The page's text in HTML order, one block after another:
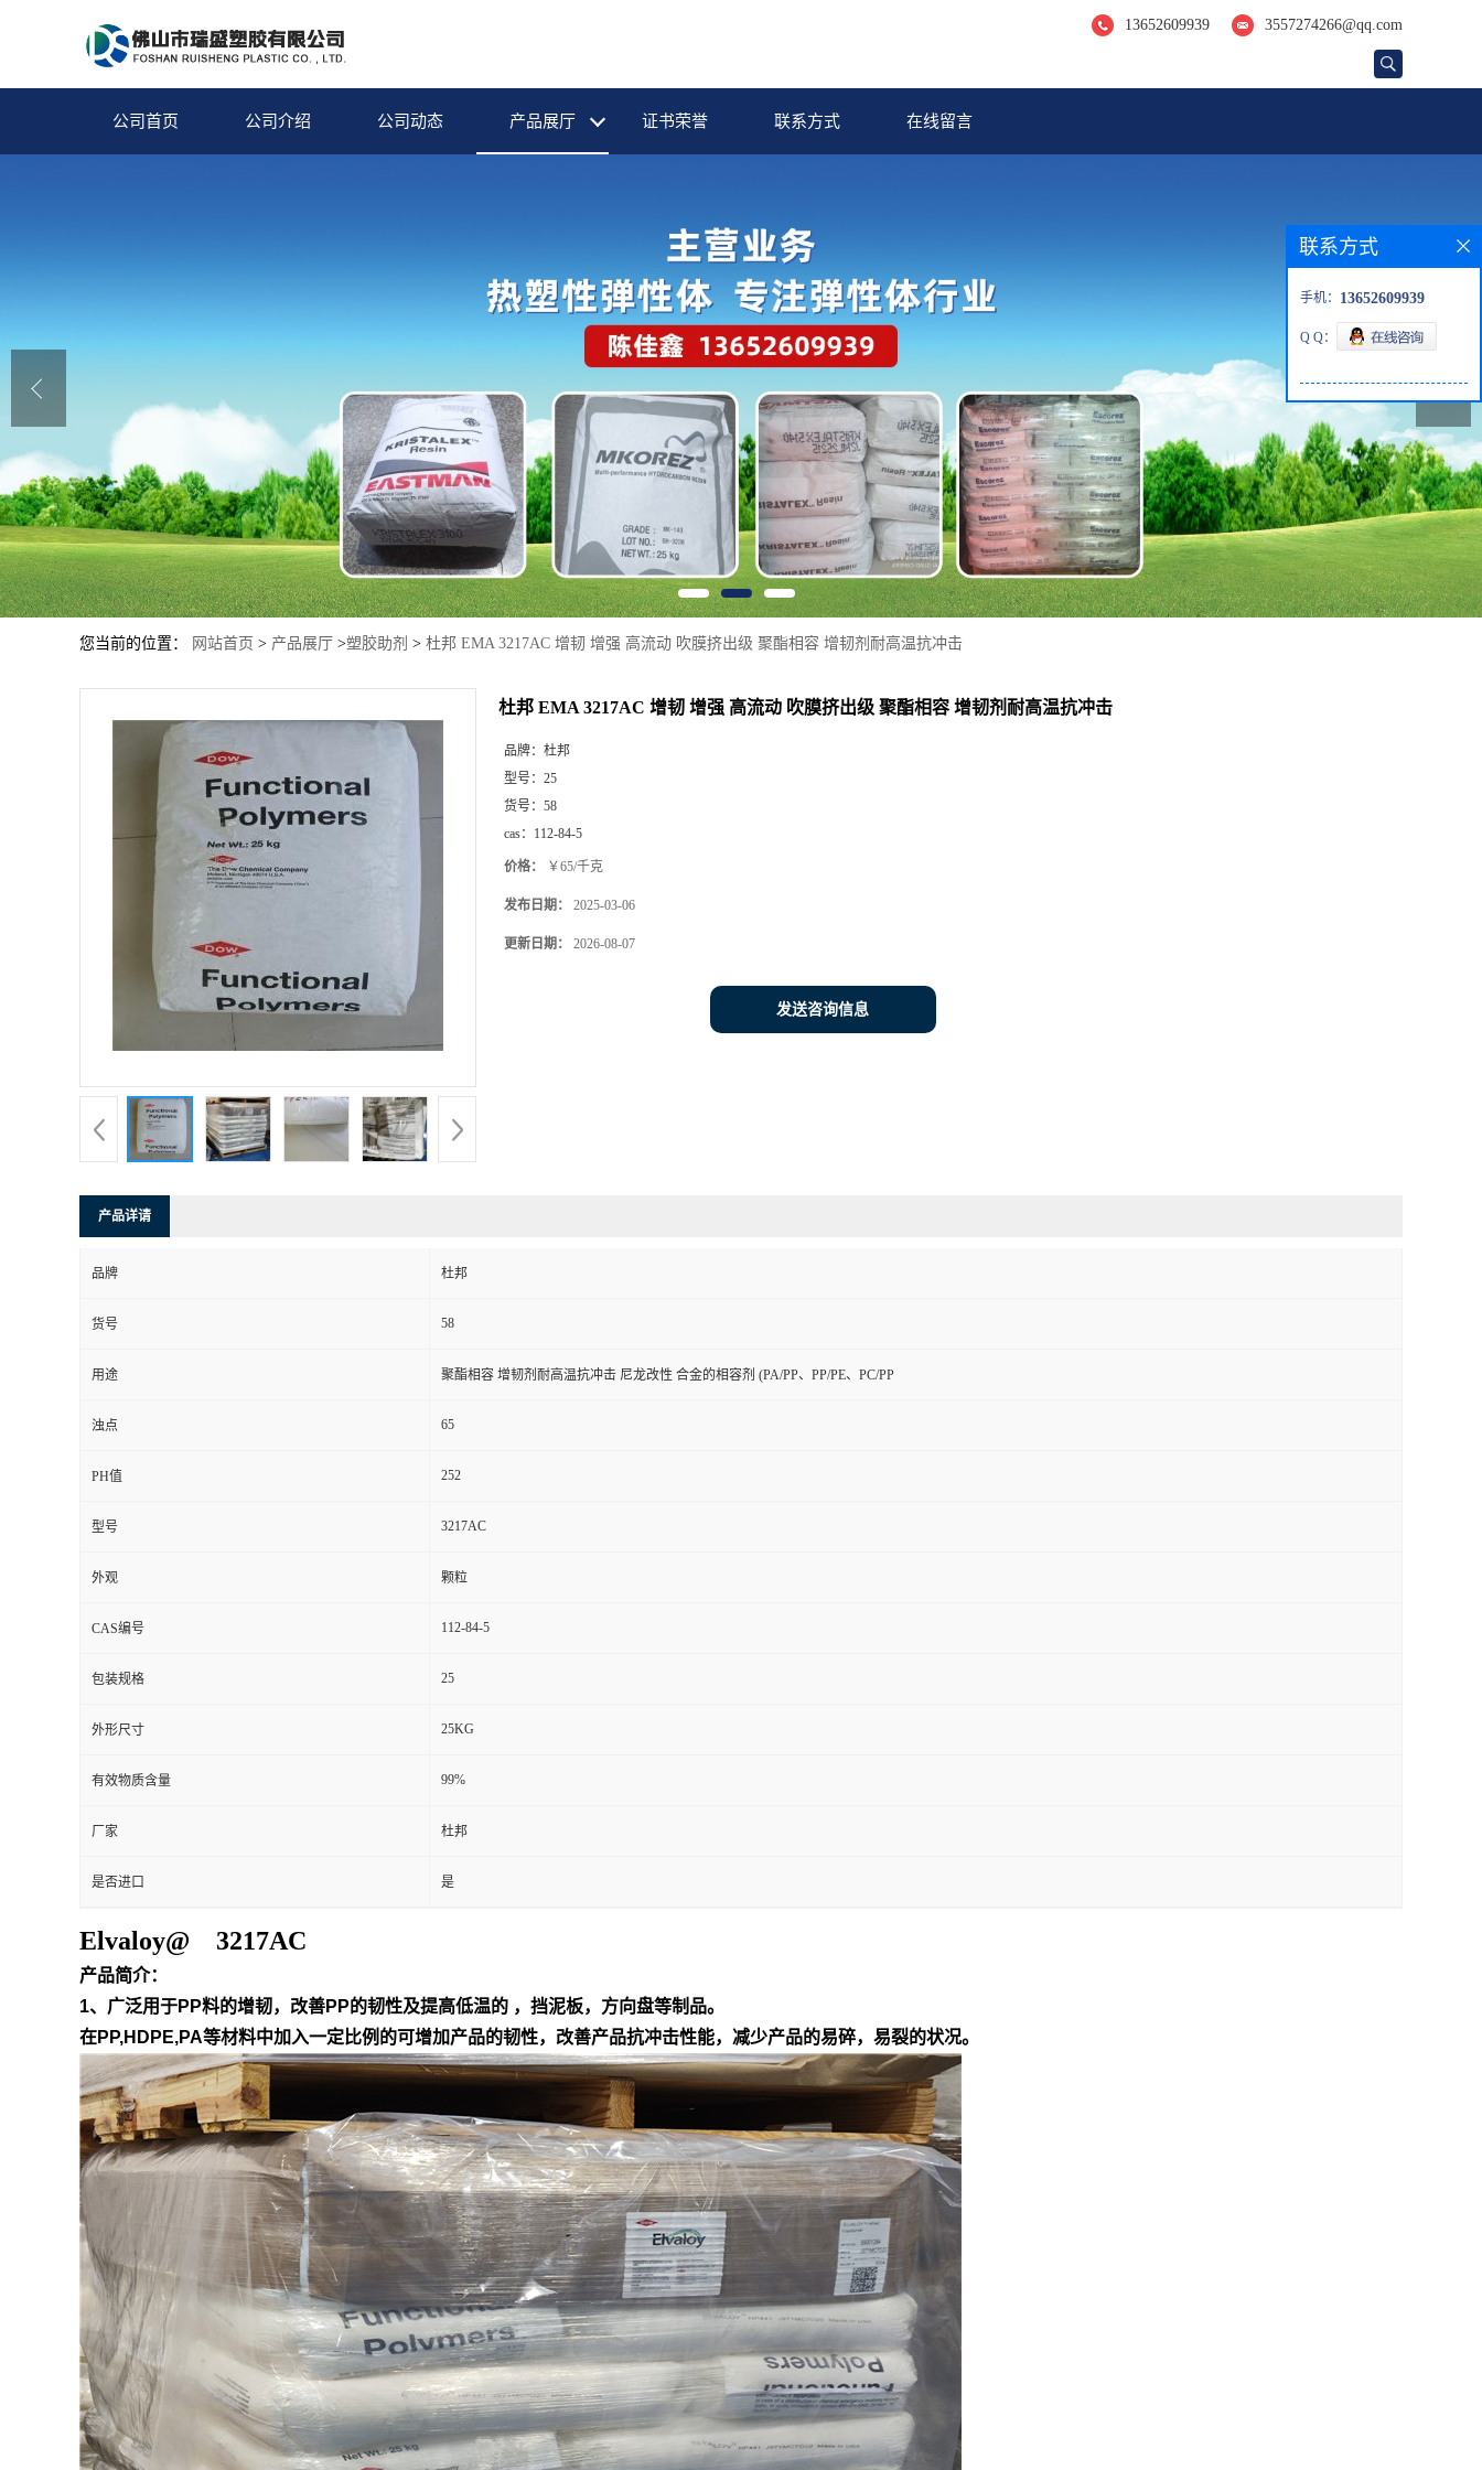
13652609939 3557274266@qq.com
公司首页 公司介绍 公司动态 产品展厅 证书荣誉 联系方式 在线留言
您当前的位置： 网站首页 > 产品展厅 >塑胶助剂 > 杜邦 EMA 3217AC 增韧 增强 高流动 吹膜挤出级 聚酯相容 增韧剂耐高温抗冲击
杜邦 EMA 3217AC 增韧 增强 高流动 吹膜挤出级 聚酯相容 增韧剂耐高温抗冲击
品牌： 杜邦
型号： 25
货号： 58
cas： 112-84-5
价格： ￥65/千克
发布日期： 2025-03-06
更新日期： 2026-08-07
发送咨询信息
产品详请
品牌 杜邦
货号 58
用途 聚酯相容 增韧剂耐高温抗冲击 尼龙改性 合金的相容剂 (PA/PP、PP/PE、PC/PP
浊点 65
PH值 252
型号 3217AC
外观 颗粒
CAS编号 112-84-5
包装规格 25
外形尺寸 25KG
有效物质含量 99%
厂家 杜邦
是否进口 是
Elvaloy@ 3217AC
产品简介：
1、广泛用于PP料的增韧，改善PP的韧性及提高低温的 ，挡泥板，方向盘等制品。
在PP,HDPE,PA等材料中加入一定比例的可增加产品的韧性，改善产品抗冲击性能，减少产品的易碎，易裂的状况。
联系方式
手机： 13652609939
Q Q：